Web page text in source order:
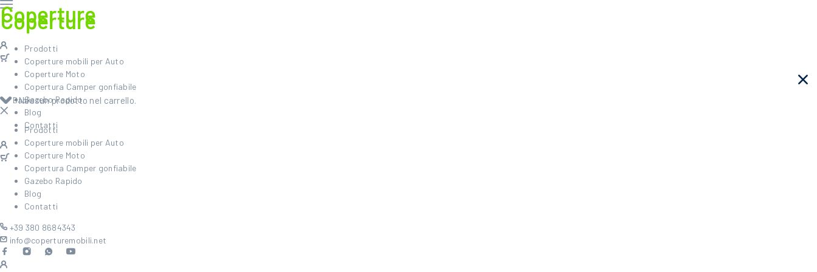
Nessun prodotto nel carrello.
Back
Prodotti
Coperture mobili per Auto
Coperture Moto
Copertura Camper gonfiabile
Gazebo Rapido
Blog
Contatti
+39 380 8684343
info@coperturemobili.net
Prodotti
Coperture mobili per Auto
Coperture Moto
Copertura Camper gonfiabile
Gazebo Rapido
Blog
Contatti